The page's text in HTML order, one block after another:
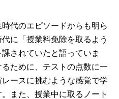
代のエピソードからも明ら
に「授業料免除を取るよう
されていたと語っていま
ために、テストの点数に一
ースに挑むような感覚で学
また、授業中に取るノート